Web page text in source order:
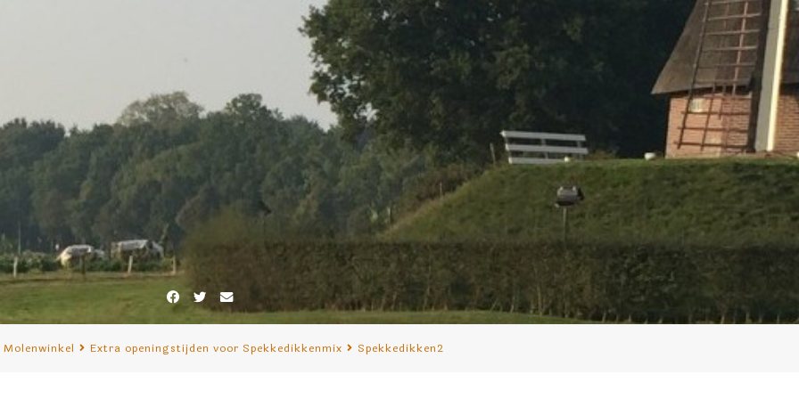
Facebook
TwitterE-
mail
Molenwinkel Extra openingstijden voor Spekkedikkenmix Spekkedikken2